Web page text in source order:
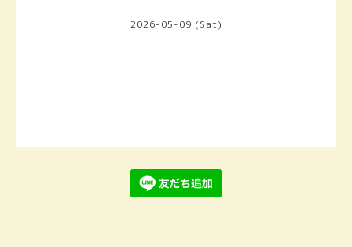
2026-05-09 (Sat)